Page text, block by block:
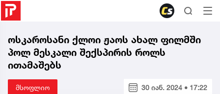
ოსკაროსანი ქლოი ჟაოს ახალ ფილმში
პოლ მესკალი შექსპირის როლს
ითამაშებს
მსოფლიო 30 იან. 2024 • 17:22